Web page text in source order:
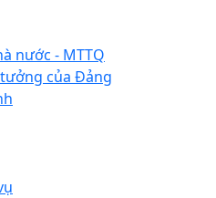
nước - MTTQ
của Đảng